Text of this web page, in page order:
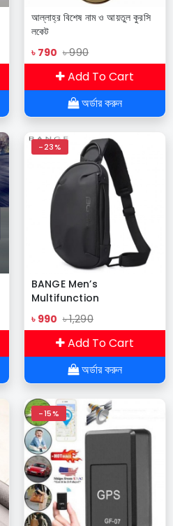
আল্লাহ্‌র বিশেষ নাম ও আয়তুল কুরসি
লকেট
৳ 790 ৳ 990
Add To Cart
অর্ডার করুন
-23%
BANGE Men’s
Multifunction
Crossbody Bag
Backpack
৳ 990 ৳ 1,290
Add To Cart
অর্ডার করুন
-15%